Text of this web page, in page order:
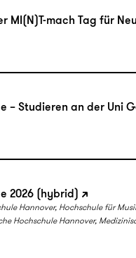
MI(N)T-mach Tag für
– Studieren an der Uni
2026 (hybrid)
Hannover, Hochschule für
Hochschule Hannover,